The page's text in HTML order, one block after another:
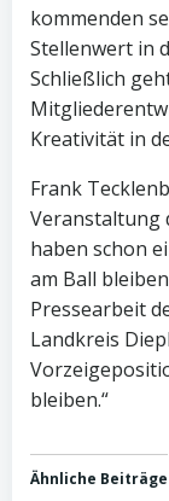
kommenden
Stellenwert in
Schließlich
Kreativität in
Frank
Veranstaltung
haben schon
am Ball
Pressearbeit
Landkreis
bleiben.“
Ähnliche Beiträge